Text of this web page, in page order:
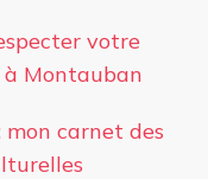
votre
Montauban
mon carnet des